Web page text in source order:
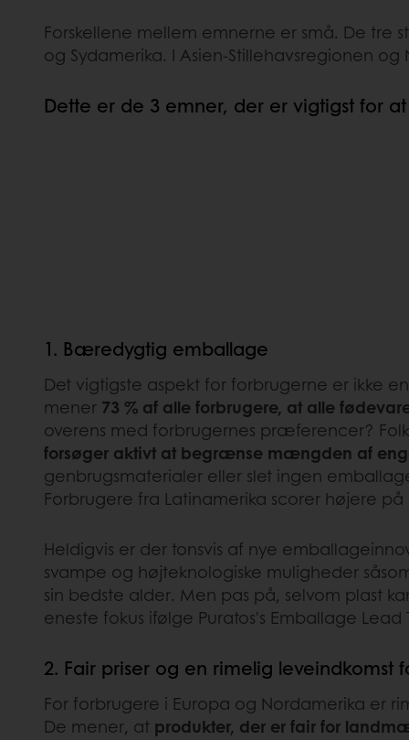
Forskellene mellem emnerne er små. De
og Sydamerika. I Asien-Stillehavsregionen
Dette er de 3 emner, der er vigtigst for
1. Bæredygtig emballage
Det vigtigste aspekt for forbrugerne er ikke
mener 73 % af alle forbrugere, at alle
overens med forbrugernes præferencer?
forsøger aktivt at begrænse mængden af
genbrugsmaterialer eller slet ingen
Forbrugere fra Latinamerika scorer højere
Heldigvis er der tonsvis af nye
svampe og højteknologiske muligheder
sin bedste alder. Men pas på, selvom plast
eneste fokus ifølge Puratos's Emballage
2. Fair priser og en rimelig
For forbrugere i Europa og Nordamerika er
De mener, at produkter, der er fair for